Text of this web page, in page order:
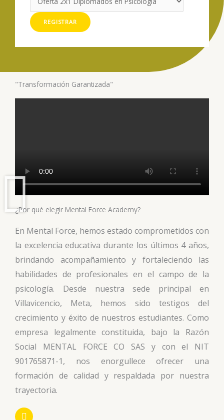
REGISTRAR
"Transformación Garantizada"
¿Por qué elegir Mental Force Academy?
En Mental Force, hemos estado comprometidos con
la excelencia educativa durante los últimos 4 años,
brindando acompañamiento y fortaleciendo las
habilidades de profesionales en el campo de la
psicología. Desde nuestra sede principal en
Villavicencio, Meta, hemos sido testigos del
crecimiento y éxito de nuestros estudiantes. Como
empresa legalmente constituida, bajo la Razón
Social MENTAL FORCE CO SAS y con el NIT
901765871-1, nos enorgullece ofrecer una
formación de calidad y respaldada por nuestra
trayectoria.